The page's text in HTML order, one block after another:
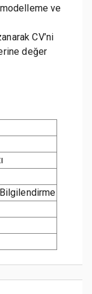
ve
CV’ni
değer